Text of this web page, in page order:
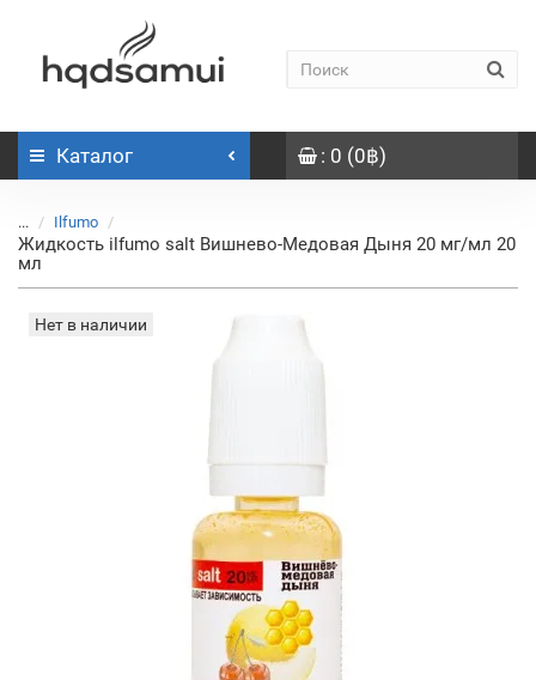
Каталог : 0 (0฿)
... Ilfumo
Жидкость ilfumo salt Вишнево-Медовая Дыня 20 мг/мл 20
мл
Нет в наличии